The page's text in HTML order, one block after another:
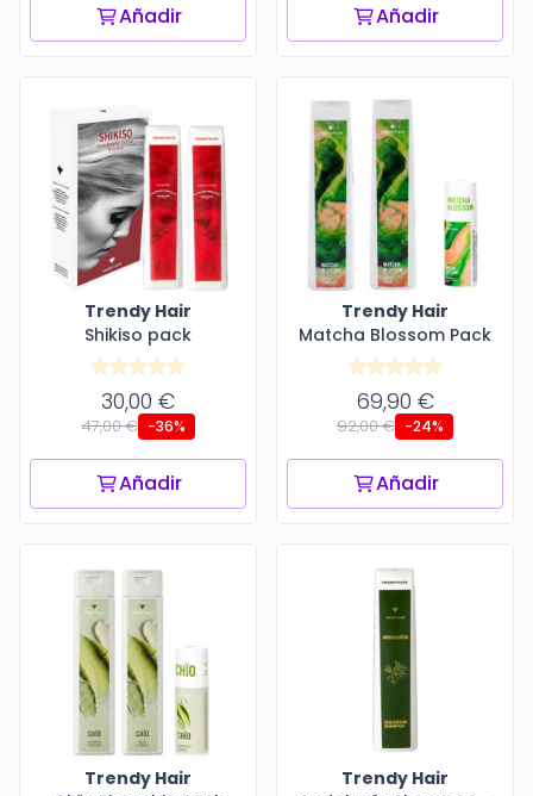
Añadir Añadir
Trendy Hair
Shikiso pack
30,00 €
47,00 € -36%
Añadir
Trendy Hair
Matcha Blossom Pack
69,90 €
92,00 € -24%
Añadir
Trendy Hair
Trendy Hair